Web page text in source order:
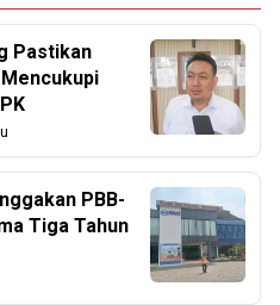
Pastikan
PBB-
Tiga Tahun